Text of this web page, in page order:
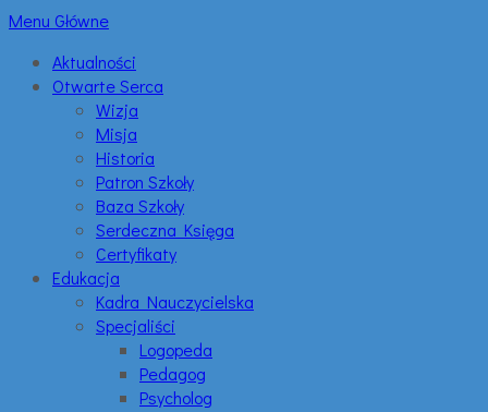
Menu Główne
Aktualności
Otwarte Serca
Wizja
Misja
Historia
Patron Szkoły
Baza Szkoły
Serdeczna Księga
Certyfikaty
Edukacja
Kadra Nauczycielska
Specjaliści
Logopeda
Pedagog
Psycholog